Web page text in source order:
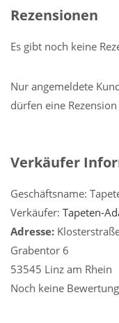
Rezensionen
Es gibt noch keine
Nur angemeldete
dürfen eine
Verkäufer
Geschäftsname:
Verkäufer: Tapeten-
Adresse:
Grabentor 6
53545 Linz am Rhein
Noch keine